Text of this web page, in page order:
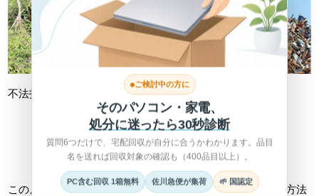
不法投棄 不適切処理
詳しくは総務省HPへ >
このようなトラブルに巻き込まれない為にも、正しい回収方法
ご検討中の方に
そのパソコン・家電、
処分に迷ったら30秒診断
質問6つだけで、宅配回収が自分に合うかわかります。品目
名を送れば回収対象の確認も（400品目以上）。
PC含む回収 1箱無料 佐川急便が集荷 🌱 国認定